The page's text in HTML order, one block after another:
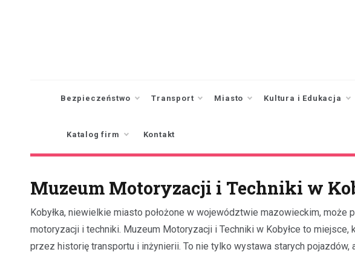
Bezpieczeństwo Transport Miasto Kultura i Edukacja
Katalog firm Kontakt
Muzeum Motoryzacji i Techniki w
Kobyłka, niewielkie miasto położone w województwie mazowieckim, może
motoryzacji i techniki. Muzeum Motoryzacji i Techniki w Kobyłce to
przez historię transportu i inżynierii. To nie tylko wystawa starych